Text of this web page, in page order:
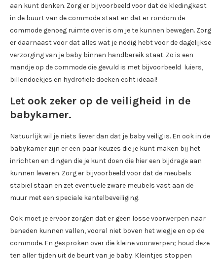
aan kunt denken. Zorg er bijvoorbeeld voor dat de kledingkast
in de buurt van de commode staat en dat er rondom de
commode genoeg ruimte over is om je te kunnen bewegen. Zorg
er daarnaast voor dat alles wat je nodig hebt voor de dagelijkse
verzorging van je baby binnen handbereik staat. Zo is een
mandje op de commode die gevuld is met bijvoorbeeld luiers,
billendoekjes en hydrofiele doeken echt ideaal!
Let ook zeker op de veiligheid in de
babykamer.
Natuurlijk wil je niets liever dan dat je baby veilig is. En ook in de
babykamer zijn er een paar keuzes die je kunt maken bij het
inrichten en dingen die je kunt doen die hier een bijdrage aan
kunnen leveren. Zorg er bijvoorbeeld voor dat de meubels
stabiel staan en zet eventuele zware meubels vast aan de
muur met een speciale kantelbeveiliging.
Ook moet je ervoor zorgen dat er geen losse voorwerpen naar
beneden kunnen vallen, vooral niet boven het wiegje en op de
commode. En gesproken over die kleine voorwerpen; houd deze
ten aller tijden uit de beurt van je baby. Kleintjes stoppen